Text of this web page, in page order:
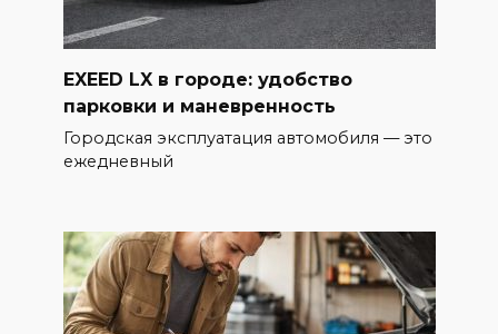
EXEED LX в городе: удобство
парковки и маневренность
Городская эксплуатация автомобиля — это
ежедневный